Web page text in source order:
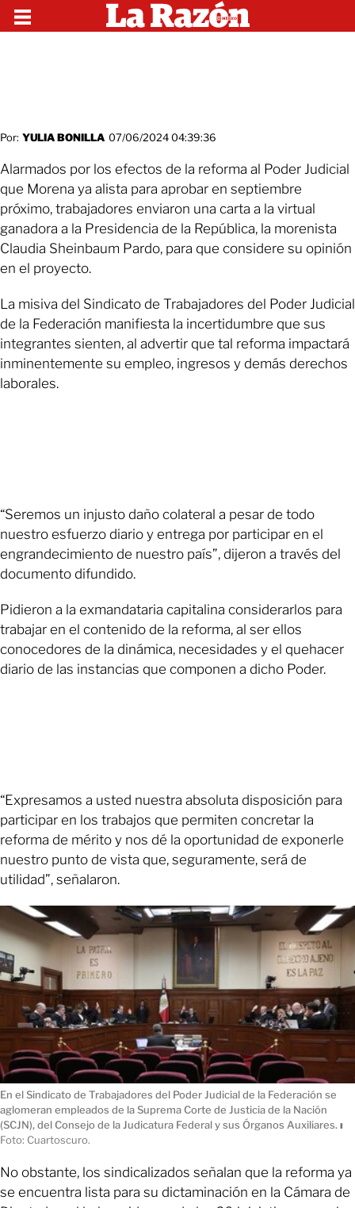
Por: YULIA BONILLA 07/06/2024 04:39:36
Alarmados por los efectos de la reforma al Poder Judicial
que Morena ya alista para aprobar en septiembre
próximo, trabajadores enviaron una carta a la virtual
ganadora a la Presidencia de la República, la morenista
Claudia Sheinbaum Pardo, para que considere su opinión
en el proyecto.
La misiva del Sindicato de Trabajadores del Poder Judicial
de la Federación manifiesta la incertidumbre que sus
integrantes sienten, al advertir que tal reforma impactará
inminentemente su empleo, ingresos y demás derechos
laborales.
“Seremos un injusto daño colateral a pesar de todo
nuestro esfuerzo diario y entrega por participar en el
engrandecimiento de nuestro país”, dijeron a través del
documento difundido.
Pidieron a la exmandataria capitalina considerarlos para
trabajar en el contenido de la reforma, al ser ellos
conocedores de la dinámica, necesidades y el quehacer
diario de las instancias que componen a dicho Poder.
“Expresamos a usted nuestra absoluta disposición para
participar en los trabajos que permiten concretar la
reforma de mérito y nos dé la oportunidad de exponerle
nuestro punto de vista que, seguramente, será de
utilidad”, señalaron.
En el Sindicato de Trabajadores del Poder Judicial de la Federación se
aglomeran empleados de la Suprema Corte de Justicia de la Nación
(SCJN), del Consejo de la Judicatura Federal y sus Órganos Auxiliares. ı
Foto: Cuartoscuro.
No obstante, los sindicalizados señalan que la reforma ya
se encuentra lista para su dictaminación en la Cámara de